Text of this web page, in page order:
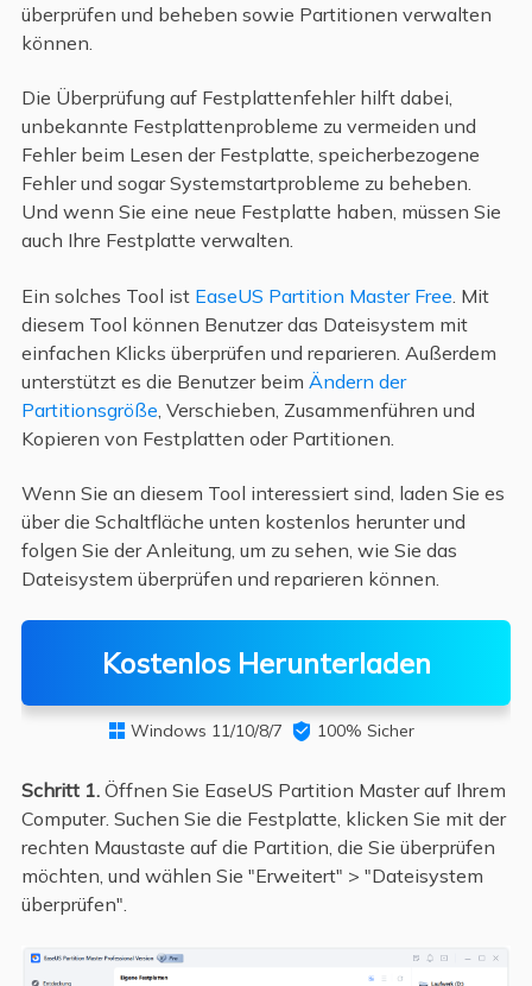
überprüfen und beheben sowie Partitionen verwalten
können.
Die Überprüfung auf Festplattenfehler hilft dabei,
unbekannte Festplattenprobleme zu vermeiden und
Fehler beim Lesen der Festplatte, speicherbezogene
Fehler und sogar Systemstartprobleme zu beheben.
Und wenn Sie eine neue Festplatte haben, müssen Sie
auch Ihre Festplatte verwalten.
Ein solches Tool ist EaseUS Partition Master Free . Mit
diesem Tool können Benutzer das Dateisystem mit
einfachen Klicks überprüfen und reparieren. Außerdem
unterstützt es die Benutzer beim Ändern der
Partitionsgröße , Verschieben, Zusammenführen und
Kopieren von Festplatten oder Partitionen.
Wenn Sie an diesem Tool interessiert sind, laden Sie es
über die Schaltfläche unten kostenlos herunter und
folgen Sie der Anleitung, um zu sehen, wie Sie das
Dateisystem überprüfen und reparieren können.
Kostenlos Herunterladen
 Windows 11/10/8/7  100% Sicher
Schritt 1. Öffnen Sie EaseUS Partition Master auf Ihrem
Computer. Suchen Sie die Festplatte, klicken Sie mit der
rechten Maustaste auf die Partition, die Sie überprüfen
möchten, und wählen Sie "Erweitert" > "Dateisystem
überprüfen".